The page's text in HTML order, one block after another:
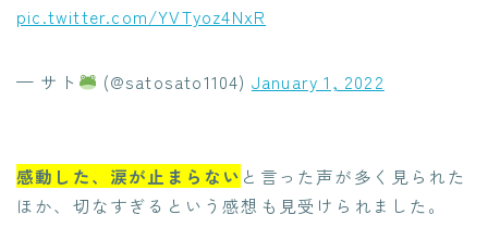
pic.twitter.com/YVTyoz4NxR
— サト (@satosato1104) January 1, 2022
感動した、涙が止まらない と言った声が多く見られた
ほか、切なすぎるという感想も見受けられました。